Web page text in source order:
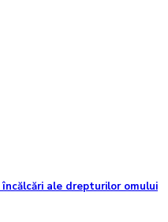
ale drepturilor omului